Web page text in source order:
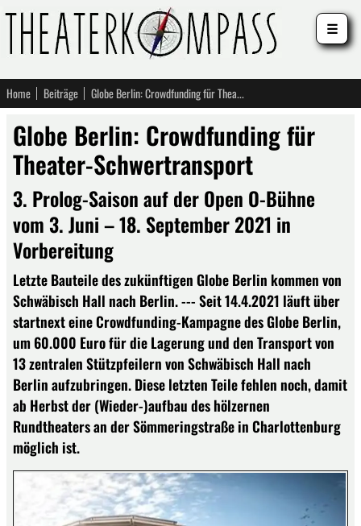
Home Beiträge Globe Berlin: Crowdfunding für Theater-Schwertransport
Globe Berlin: Crowdfunding für
Theater-Schwertransport
3. Prolog-Saison auf der Open O-Bühne
vom 3. Juni – 18. September 2021 in
Vorbereitung
Letzte Bauteile des zukünftigen Globe Berlin kommen von
Schwäbisch Hall nach Berlin. --- Seit 14.4.2021 läuft über
startnext eine Crowdfunding-Kampagne des Globe Berlin,
um 60.000 Euro für die Lagerung und den Transport von
13 zentralen Stützpfeilern von Schwäbisch Hall nach
Berlin aufzubringen. Diese letzten Teile fehlen noch, damit
ab Herbst der (Wieder-)aufbau des hölzernen
Rundtheaters an der Sömmeringstraße in Charlottenburg
möglich ist.
☰